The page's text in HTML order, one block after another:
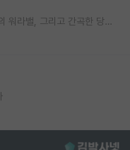
동서 랩노비를 모두 겪어온 사람이 보는 한국의 워라밸, 그리고 간곡한 당부의 말씀